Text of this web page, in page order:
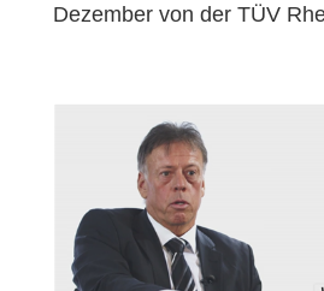
Dezember von der TÜV